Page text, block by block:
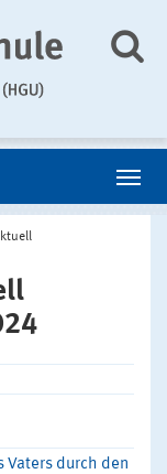
Vaters durch den